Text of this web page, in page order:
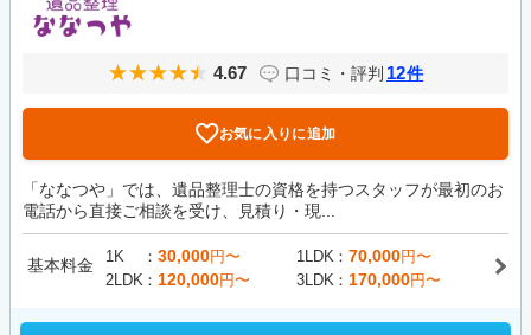
4.67 口コミ・評判 12件
お気に入りに追加
「ななつや」では、遺品整理士の資格を持つスタッフが最初のお
電話から直接ご相談を受け、見積り・現...
基本料金 1K 30,000円〜 1LDK 70,000円〜
2LDK
120,000円〜 3LDK 170,000円〜